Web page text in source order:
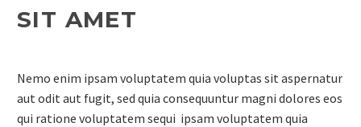
SIT AMET
Nemo enim ipsam voluptatem quia voluptas sit aspernatur
aut odit aut fugit, sed quia consequuntur magni dolores eos
qui ratione voluptatem sequi ipsam voluptatem quia